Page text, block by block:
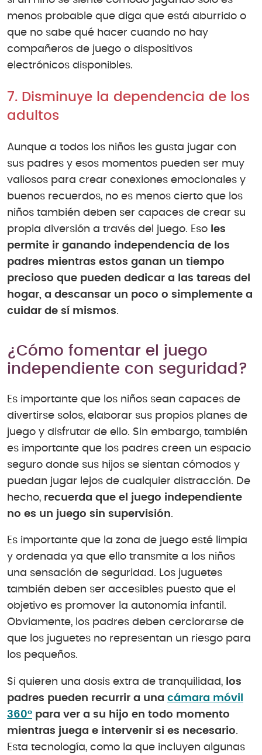
menos probable que diga que está aburrido o
que no sabe qué hacer cuando no hay
compañeros de juego o dispositivos
electrónicos disponibles.
7. Disminuye la dependencia de los
adultos
Aunque a todos los niños les gusta jugar con
sus padres y esos momentos pueden ser muy
valiosos para crear conexiones emocionales y
buenos recuerdos, no es menos cierto que los
niños también deben ser capaces de crear su
propia diversión a través del juego. Eso les
permite ir ganando independencia de los
padres mientras estos ganan un tiempo
precioso que pueden dedicar a las tareas del
hogar, a descansar un poco o simplemente a
cuidar de sí mismos.
¿Cómo fomentar el juego
independiente con seguridad?
Es importante que los niños sean capaces de
divertirse solos, elaborar sus propios planes de
juego y disfrutar de ello. Sin embargo, también
es importante que los padres creen un espacio
seguro donde sus hijos se sientan cómodos y
puedan jugar lejos de cualquier distracción. De
hecho, recuerda que el juego independiente
no es un juego sin supervisión.
Es importante que la zona de juego esté limpia
y ordenada ya que ello transmite a los niños
una sensación de seguridad. Los juguetes
también deben ser accesibles puesto que el
objetivo es promover la autonomía infantil.
Obviamente, los padres deben cerciorarse de
que los juguetes no representan un riesgo para
los pequeños.
Si quieren una dosis extra de tranquilidad, los
padres pueden recurrir a una cámara móvil
360º para ver a su hijo en todo momento
mientras juega e intervenir si es necesario.
Esta tecnología, como la que incluyen algunas